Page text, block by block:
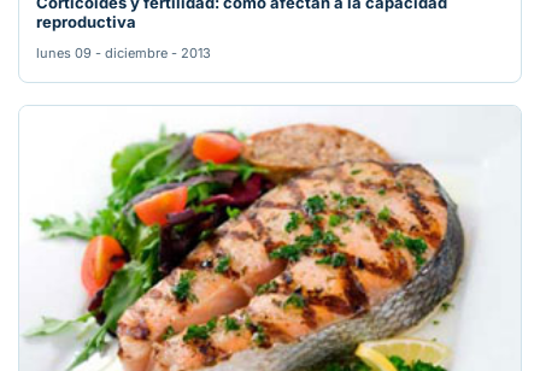
reproductiva
lunes 09 - diciembre - 2013